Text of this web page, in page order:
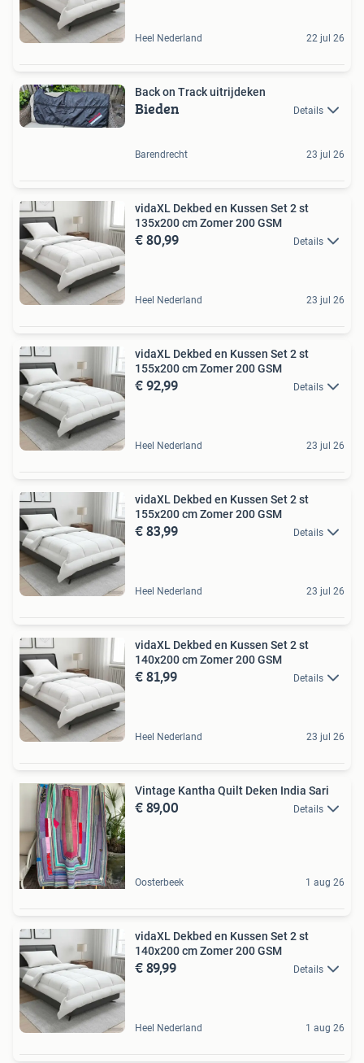
Heel Nederland 22 jul 26
Back on Track uitrijdeken
Bieden Details
Barendrecht 23 jul 26
vidaXL Dekbed en Kussen Set 2 st
135x200 cm Zomer 200 GSM
€ 80,99 Details
Heel Nederland 23 jul 26
vidaXL Dekbed en Kussen Set 2 st
155x200 cm Zomer 200 GSM
€ 92,99 Details
Heel Nederland 23 jul 26
vidaXL Dekbed en Kussen Set 2 st
155x200 cm Zomer 200 GSM
€ 83,99 Details
Heel Nederland 23 jul 26
vidaXL Dekbed en Kussen Set 2 st
140x200 cm Zomer 200 GSM
€ 81,99 Details
Heel Nederland 23 jul 26
Vintage Kantha Quilt Deken India Sari
€ 89,00 Details
Oosterbeek 1 aug 26
vidaXL Dekbed en Kussen Set 2 st
140x200 cm Zomer 200 GSM
€ 89,99 Details
Heel Nederland 1 aug 26